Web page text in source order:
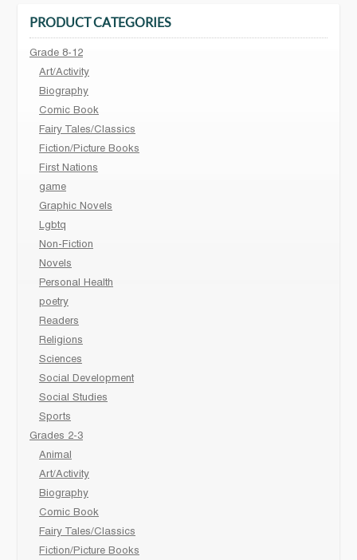
PRODUCT CATEGORIES
Grade 8-12
Art/Activity
Biography
Comic Book
Fairy Tales/Classics
Fiction/Picture Books
First Nations
game
Graphic Novels
Lgbtq
Non-Fiction
Novels
Personal Health
poetry
Readers
Religions
Sciences
Social Development
Social Studies
Sports
Grades 2-3
Animal
Art/Activity
Biography
Comic Book
Fairy Tales/Classics
Fiction/Picture Books